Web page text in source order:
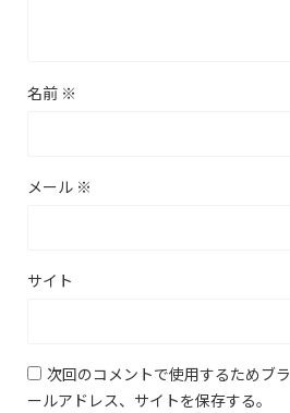
名前 ※
メール ※
サイト
次回のコメントで使用するためブ
ールアドレス、サイトを保存する。